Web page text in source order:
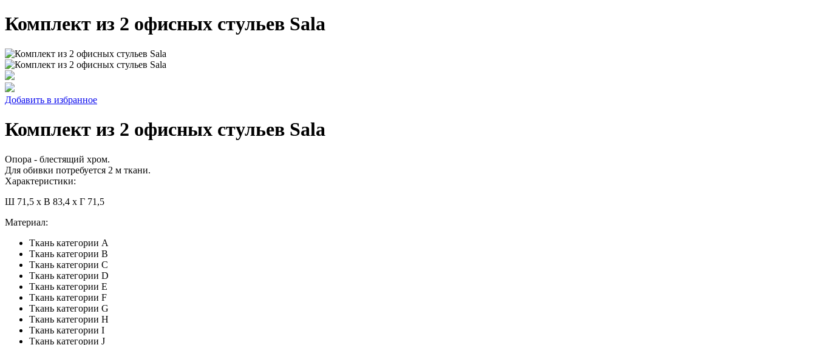
Комплект из 2 офисных стульев Sala
Добавить в избранное
Комплект из 2 офисных стульев Sala
Опора - блестящий хром.
Для обивки потребуется 2 м ткани.
Характеристики:
Ш 71,5 x В 83,4 x Г 71,5
Материал:
Ткань категории A
Ткань категории B
Ткань категории C
Ткань категории D
Ткань категории E
Ткань категории F
Ткань категории G
Ткань категории H
Ткань категории I
Ткань категории J